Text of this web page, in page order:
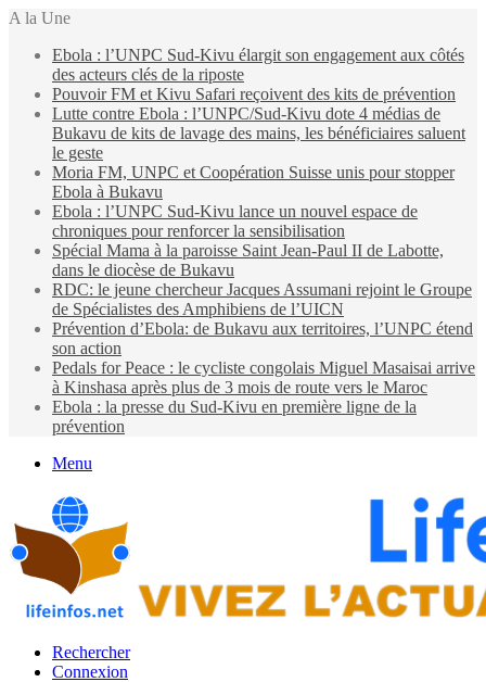
A la Une
Ebola : l’UNPC Sud-Kivu élargit son engagement aux côtés
des acteurs clés de la riposte
Pouvoir FM et Kivu Safari reçoivent des kits de prévention
Lutte contre Ebola : l’UNPC/Sud-Kivu dote 4 médias de
Bukavu de kits de lavage des mains, les bénéficiaires saluent
le geste
Moria FM, UNPC et Coopération Suisse unis pour stopper
Ebola à Bukavu
Ebola : l’UNPC Sud-Kivu lance un nouvel espace de
chroniques pour renforcer la sensibilisation
Spécial Mama à la paroisse Saint Jean-Paul II de Labotte,
dans le diocèse de Bukavu
RDC: le jeune chercheur Jacques Assumani rejoint le Groupe
de Spécialistes des Amphibiens de l’UICN
Prévention d’Ebola: de Bukavu aux territoires, l’UNPC étend
son action
Pedals for Peace : le cycliste congolais Miguel Masaisai arrive
à Kinshasa après plus de 3 mois de route vers le Maroc
Ebola : la presse du Sud-Kivu en première ligne de la
prévention
Menu
Rechercher
Connexion